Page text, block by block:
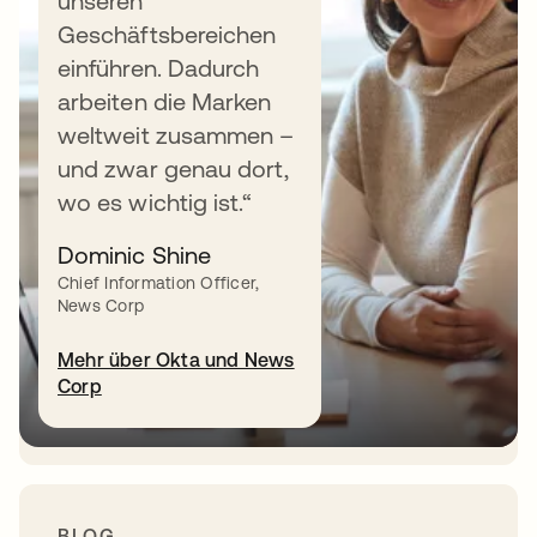
Geschäftsbereichen
einführen. Dadurch
arbeiten die Marken
weltweit zusammen –
und zwar genau dort,
wo es wichtig ist.“
Dominic Shine
Chief Information Officer,
News Corp
Mehr über Okta und News
Corp
WHITEPAPER
Steigerung der Flexibilität bei M&A
Erfahren Sie, wie eine moderne
Identity-Plattform
Integrationshindernisse beseitigt, allen
Benutzern ab dem ersten Tag sicheren
Zugriff ermöglicht und so die
Wertschöpfung beschleunigt.